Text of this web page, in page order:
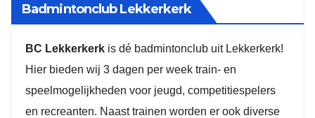
Badmintonclub Lekkerkerk
BC Lekkerkerk is dé badmintonclub uit Lekkerkerk!
Hier bieden wij 3 dagen per week train- en
speelmogelijkheden voor jeugd, competitiespelers
en recreanten. Naast trainen worden er ook diverse